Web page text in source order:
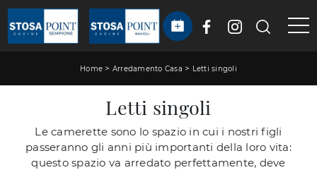
Home > Arredamento Casa > Letti singoli
Letti singoli
Le camerette sono lo spazio in cui i nostri figli
passeranno gli anni più importanti della loro vita:
questo spazio va arredato perfettamente, deve